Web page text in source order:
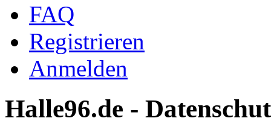
FAQ
Registrieren
Anmelden
Halle96.de -